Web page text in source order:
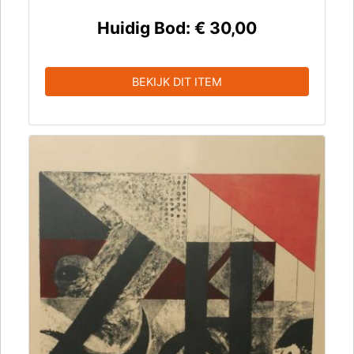
Huidig Bod: € 30,00
BEKIJK DIT ITEM